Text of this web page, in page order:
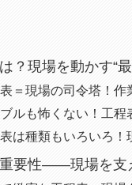
？現場を動かす“
＝現場の司令塔！作
ブルも怖くない！工
は種類もいろいろ！
要性――現場を支